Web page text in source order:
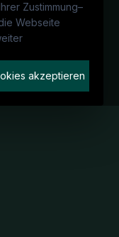
Zustimmung–
Webseite
akzeptieren